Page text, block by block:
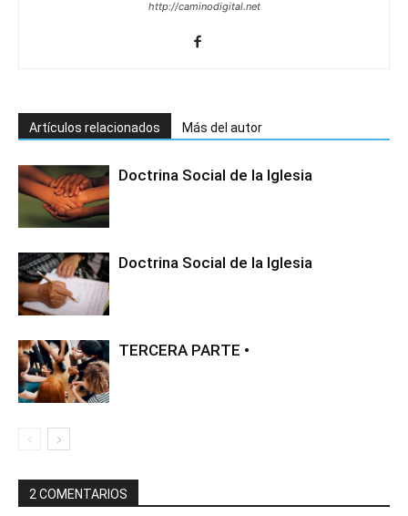
http://caminodigital.net
Artículos relacionados Más del autor
Doctrina Social de la Iglesia
Doctrina Social de la Iglesia
TERCERA PARTE •
2 COMENTARIOS